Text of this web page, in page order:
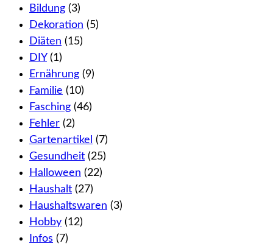
Bildung (3)
Dekoration (5)
Diäten (15)
DIY (1)
Ernährung (9)
Familie (10)
Fasching (46)
Fehler (2)
Gartenartikel (7)
Gesundheit (25)
Halloween (22)
Haushalt (27)
Haushaltswaren (3)
Hobby (12)
Infos (7)